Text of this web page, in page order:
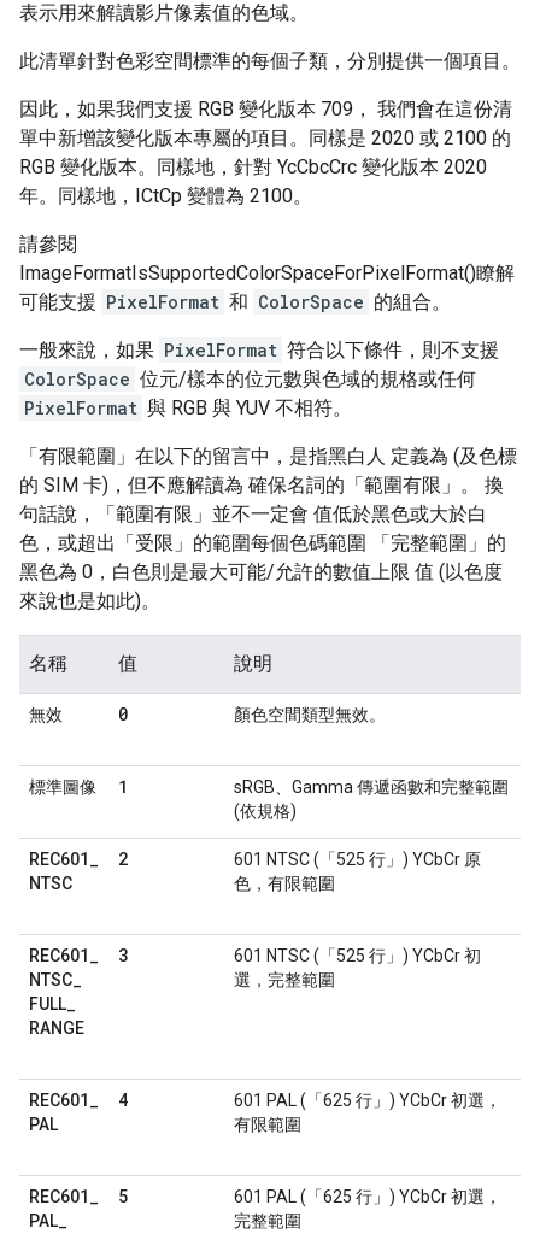
表示用來解讀影片像素值的色域。
此清單針對色彩空間標準的每個子類，分別提供一個項目。
因此，如果我們支援 RGB 變化版本 709， 我們會在這份清
單中新增該變化版本專屬的項目。同樣是 2020 或 2100 的
RGB 變化版本。同樣地，針對 YcCbcCrc 變化版本 2020
年。同樣地，ICtCp 變體為 2100。
請參閱
ImageFormatIsSupportedColorSpaceForPixelFormat()瞭解
可能支援 PixelFormat 和 ColorSpace 的組合。
一般來說，如果 PixelFormat 符合以下條件，則不支援
ColorSpace 位元/樣本的位元數與色域的規格或任何
PixelFormat 與 RGB 與 YUV 不相符。
「有限範圍」在以下的留言中，是指黑白人 定義為 (及色標
的 SIM 卡)，但不應解讀為 確保名詞的「範圍有限」。 換
句話說，「範圍有限」並不一定會 值低於黑色或大於白
色，或超出「受限」的範圍每個色碼範圍 「完整範圍」的
黑色為 0，白色則是最大可能/允許的數值上限 值 (以色度
來說也是如此)。
名稱 值 說明
無效 0 顏色空間類型無效。
標準圖像 1
sRGB、Gamma 傳遞函數和完整範圍
(依規格)
REC601 _
NTSC
2
601 NTSC (「525 行」) YCbCr 原
色，有限範圍
REC601 _
NTSC_
FULL_
RANGE
3
601 NTSC (「525 行」) YCbCr 初
選，完整範圍
REC601 _
PAL
4
601 PAL (「625 行」) YCbCr 初選，
有限範圍
REC601 _
PAL_
5
601 PAL (「625 行」) YCbCr 初選，
完整範圍